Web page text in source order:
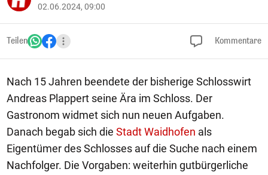
02.06.2024, 09:00
Teilen Kommentare
Nach 15 Jahren beendete der bisherige Schlosswirt
Andreas Plappert seine Ära im Schloss. Der
Gastronom widmet sich nun neuen Aufgaben.
Danach begab sich die Stadt Waidhofen als
Eigentümer des Schlosses auf die Suche nach einem
Nachfolger. Die Vorgaben: weiterhin gutbürgerliche